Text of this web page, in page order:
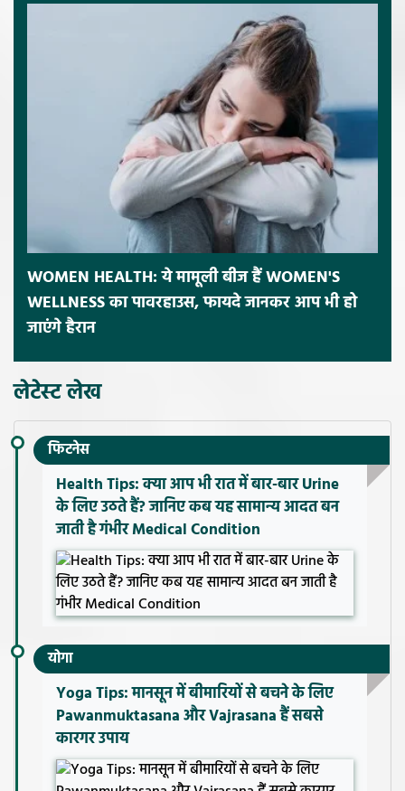
WOMEN HEALTH: ये मामूली बीज हैं WOMEN'S
WELLNESS का पावरहाउस, फायदे जानकर आप भी हो
जाएंगे हैरान
लेटेस्ट लेख
फिटनेस
Health Tips: क्या आप भी रात में बार-बार Urine
के लिए उठते हैं? जानिए कब यह सामान्य आदत बन
जाती है गंभीर Medical Condition
योगा
Yoga Tips: मानसून में बीमारियों से बचने के लिए
Pawanmuktasana और Vajrasana हैं सबसे
कारगर उपाय